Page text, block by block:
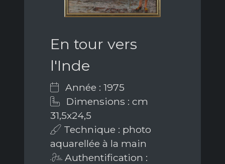
En tour vers
l'Inde
Année : 1975
Dimensions : cm
31,5x24,5
Technique : photo
aquarellée à la main
Authentification :